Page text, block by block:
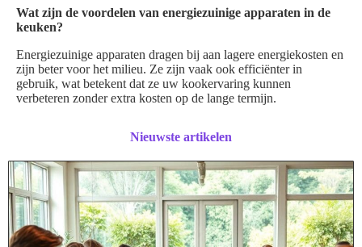
Wat zijn de voordelen van energiezuinige apparaten in de
keuken?
Energiezuinige apparaten dragen bij aan lagere energiekosten en
zijn beter voor het milieu. Ze zijn vaak ook efficiënter in
gebruik, wat betekent dat ze uw kookervaring kunnen
verbeteren zonder extra kosten op de lange termijn.
Nieuwste artikelen